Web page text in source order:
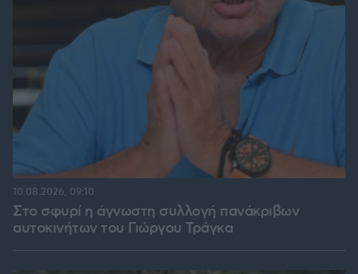
Στο σφυρί η άγνωστη συλλογή πανάκριβων
αυτοκινήτων του Γιώργου Τράγκα
10.08.2026, 09:10